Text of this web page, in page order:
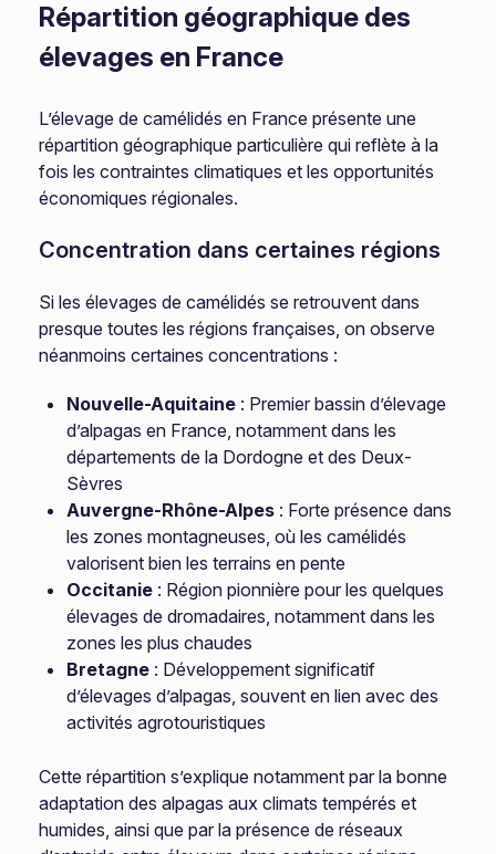
Répartition géographique des
élevages en France
L’élevage de camélidés en France présente une
répartition géographique particulière qui reflète à la
fois les contraintes climatiques et les opportunités
économiques régionales.
Concentration dans certaines régions
Si les élevages de camélidés se retrouvent dans
presque toutes les régions françaises, on observe
néanmoins certaines concentrations :
Nouvelle-Aquitaine : Premier bassin d’élevage
d’alpagas en France, notamment dans les
départements de la Dordogne et des Deux-
Sèvres
Auvergne-Rhône-Alpes : Forte présence dans
les zones montagneuses, où les camélidés
valorisent bien les terrains en pente
Occitanie : Région pionnière pour les quelques
élevages de dromadaires, notamment dans les
zones les plus chaudes
Bretagne : Développement significatif
d’élevages d’alpagas, souvent en lien avec des
activités agrotouristiques
Cette répartition s’explique notamment par la bonne
adaptation des alpagas aux climats tempérés et
humides, ainsi que par la présence de réseaux